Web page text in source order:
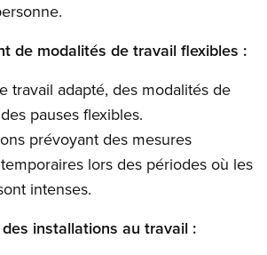
de modalités de travail flexibles :
travail adapté, des modalités de
pauses flexibles.
prévoyant des mesures
lors des périodes où les
intenses.
des installations au travail :